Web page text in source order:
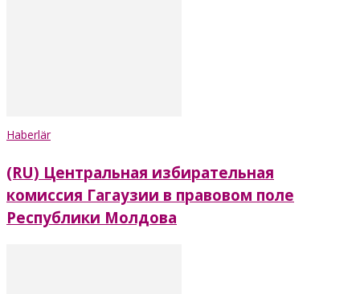
Haberlär
(RU) Центральная избирательная
комиссия Гагаузии в правовом поле
Республики Молдова